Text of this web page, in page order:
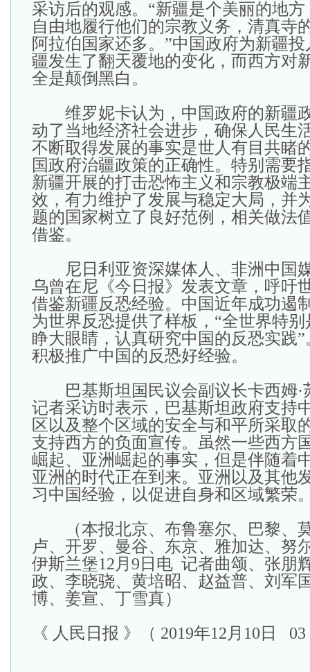
采访后的观感。“新疆是个美丽的地
自由地履行他们的宗教义务，清真寺
阿拉伯国家还多。”中国政府为新疆
疆发生了翻天覆地的变化，而西方对
全是颠倒黑白。
维罗妮卡认为，中国政府的新疆
动了当地经济社会进步，确保人民生
不断取得发展的事实是世人有目共睹
国政府治疆政策的正确性。特别需要
新疆开展的打击恐怖主义和宗教极端
效，有力维护了发展与稳定大局，并
题的国家树立了良好范例，相关做法
借鉴。
尼日利亚资深媒体人、非洲中国
乌曾在尼《今日报》发表文章，呼吁
借鉴新疆反恐经验。中国近年成功遏
为世界反恐提供了样板，“全世界特
睁大眼睛，认真研究中国的反恐实践
积极推广中国的反恐好经验。
巴基斯坦国民议会副议长卡西姆·
记者采访时表示，巴基斯坦政府支持
区以及整个区域的安全与和平所采取
支持西方的负面宣传。虽然一些西方
崛起、亚洲崛起的事实，但是伴随着
亚洲的时代正在到来。亚洲以及其他
习中国经验，以促进自身和区域繁荣
（本报北京、布鲁塞尔、巴黎、
卢、开罗、曼谷、东京、雅加达、努
伊斯兰堡12月9日电 记者曲颂、张朋
政、李晓骁、黄培昭、赵益普、刘军
博、姜宣、丁雪真）
《 人民日报 》（ 2019年12月10日